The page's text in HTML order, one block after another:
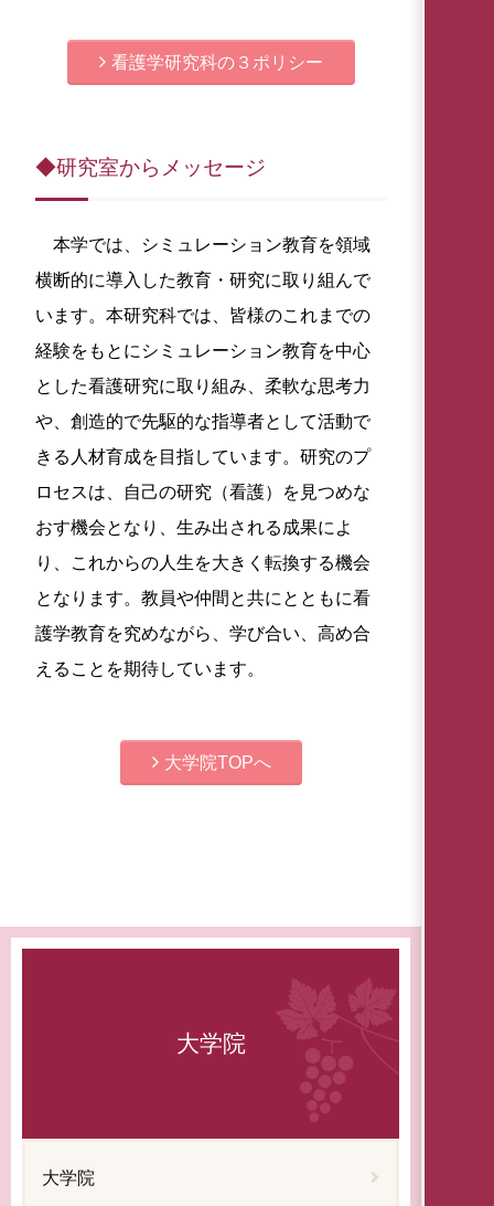
看護学研究科の３ポリシー
◆研究室からメッセージ
本学では、シミュレーション教育を領域
横断的に導入した教育・研究に取り組んで
います。本研究科では、皆様のこれまでの
経験をもとにシミュレーション教育を中心
とした看護研究に取り組み、柔軟な思考力
や、創造的で先駆的な指導者として活動で
きる人材育成を目指しています。研究のプ
ロセスは、自己の研究（看護）を見つめな
おす機会となり、生み出される成果によ
り、これからの人生を大きく転換する機会
となります。教員や仲間と共にとともに看
護学教育を究めながら、学び合い、高め合
えることを期待しています。
大学院TOPへ
大学院
大学院